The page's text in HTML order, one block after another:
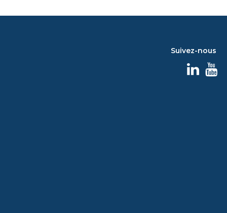
Suivez-nous